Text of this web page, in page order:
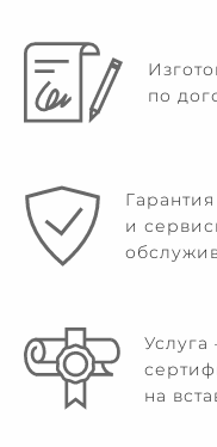
по
Гарантия
и
на